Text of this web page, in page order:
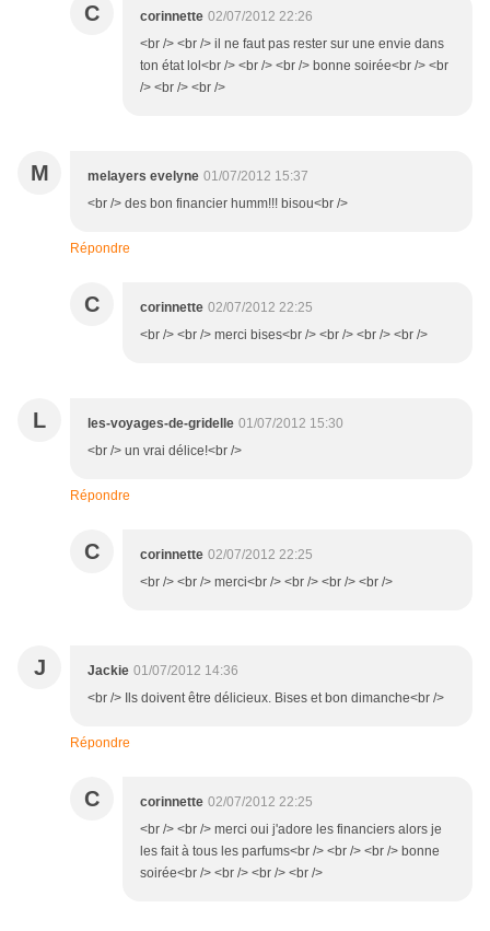
C corinnette 02/07/2012 22:26
<br /> <br /> il ne faut pas rester sur une envie dans
ton état lol<br /> <br /> <br /> bonne soirée<br /> <br
/> <br /> <br />
M melayers evelyne 01/07/2012 15:37
<br /> des bon financier humm!!! bisou<br />
Répondre
C corinnette 02/07/2012 22:25
<br /> <br /> merci bises<br /> <br /> <br /> <br />
L les-voyages-de-gridelle 01/07/2012 15:30
<br /> un vrai délice!<br />
Répondre
C corinnette 02/07/2012 22:25
<br /> <br /> merci<br /> <br /> <br /> <br />
J Jackie 01/07/2012 14:36
<br /> Ils doivent être délicieux. Bises et bon dimanche<br />
Répondre
C corinnette 02/07/2012 22:25
<br /> <br /> merci oui j'adore les financiers alors je
les fait à tous les parfums<br /> <br /> <br /> bonne
soirée<br /> <br /> <br /> <br />